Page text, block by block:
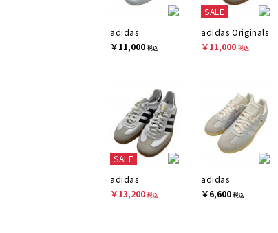
adidas
￥11,000 税込
SALE
adidas Originals
￥11,000 税込
SALE
adidas
￥13,200 税込
adidas
￥6,600 税込